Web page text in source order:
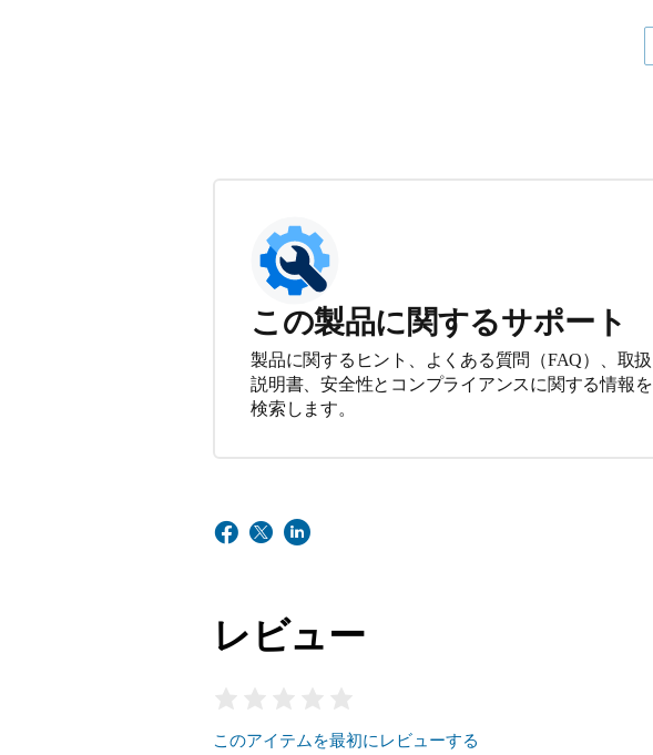
この製品に関するサポート
製品に関するヒント、よくある質問（FAQ）、取扱
説明書、安全性とコンプライアンスに関する情報を
検索します。
レビュー
このアイテムを最初にレビューする